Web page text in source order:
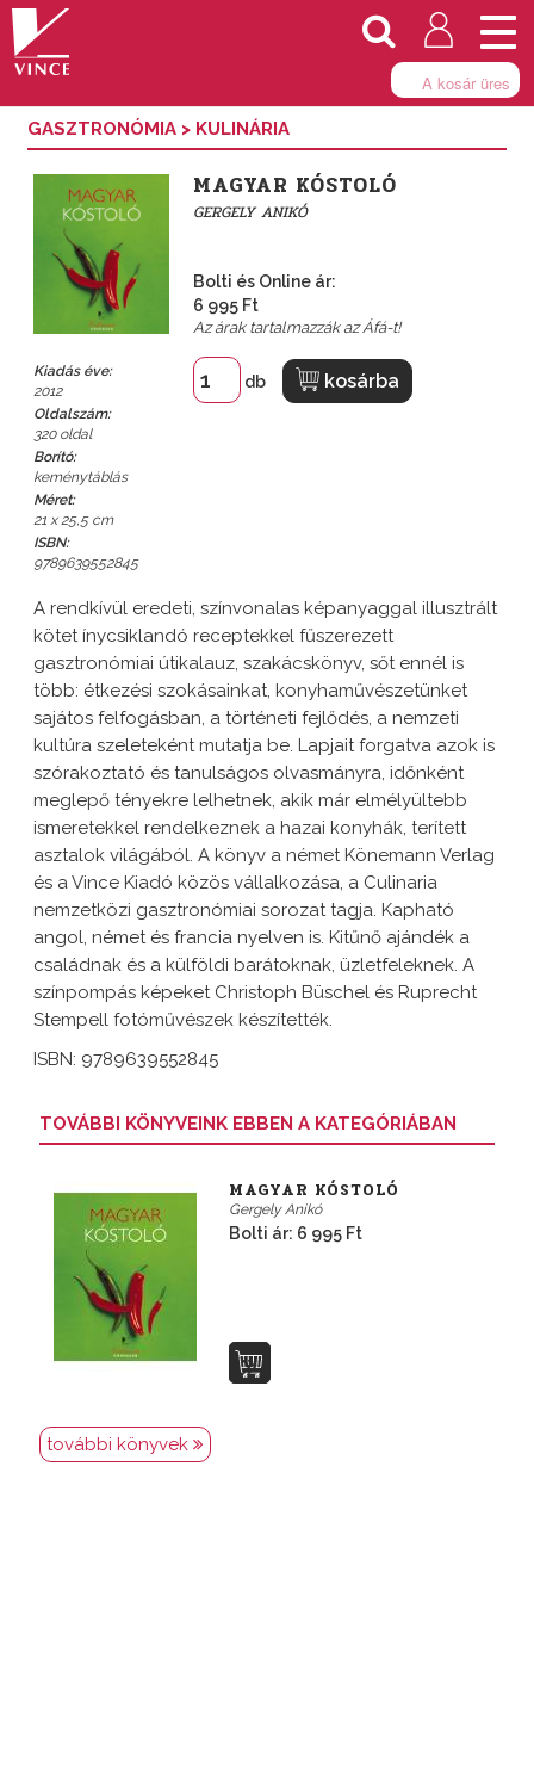
A kosár üres
GASZTRONÓMIA > KULINÁRIA
Kiadás éve:
2012
Oldalszám:
320 oldal
Borító:
keménytáblás
Méret:
21 x 25,5 cm
ISBN:
9789639552845
MAGYAR KÓSTOLÓ
GERGELY ANIKÓ
Bolti és Online ár:
6 995 Ft
Az árak tartalmazzák az Áfá-t!
db kosárba
A rendkívül eredeti, színvonalas képanyaggal illusztrált
kötet ínycsiklandó receptekkel fűszerezett
gasztronómiai útikalauz, szakácskönyv, sőt ennél is
több: étkezési szokásainkat, konyhaművészetünket
sajátos felfogásban, a történeti fejlődés, a nemzeti
kultúra szeleteként mutatja be. Lapjait forgatva azok is
szórakoztató és tanulságos olvasmányra, időnként
meglepő tényekre lelhetnek, akik már elmélyültebb
ismeretekkel rendelkeznek a hazai konyhák, terített
asztalok világából. A könyv a német Könemann Verlag
és a Vince Kiadó közös vállalkozása, a Culinaria
nemzetközi gasztronómiai sorozat tagja. Kapható
angol, német és francia nyelven is. Kitűnő ajándék a
családnak és a külföldi barátoknak, üzletfeleknek. A
színpompás képeket Christoph Büschel és Ruprecht
Stempell fotóművészek készítették.
ISBN: 9789639552845
TOVÁBBI KÖNYVEINK EBBEN A KATEGÓRIÁBAN
MAGYAR KÓSTOLÓ
Gergely Anikó
Bolti ár: 6 995 Ft
további könyvek